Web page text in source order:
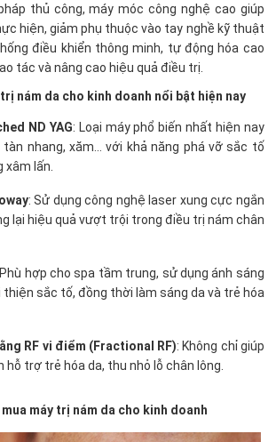
thủ công, máy móc công nghệ cao giúp
hiện, giảm phụ thuộc vào tay nghề kỹ thuật
điều khiển thông minh, tự động hóa cao
tác và nâng cao hiệu quả điều trị.
nám da cho kinh doanh nổi bật hiện nay
ND YAG: Loại máy phổ biến nhất hiện nay
nhang, xăm… với khả năng phá vỡ sắc tố
xâm lấn.
: Sử dụng công nghệ laser xung cực ngắn
lại hiệu quả vượt trội trong điều trị nám chân
hợp cho spa tầm trung, sử dụng ánh sáng
thiện sắc tố, đồng thời làm sáng da và trẻ hóa
RF vi điểm (Fractional RF): Không chỉ giúp
hỗ trợ trẻ hóa da, thu nhỏ lỗ chân lông.
máy trị nám da cho kinh doanh